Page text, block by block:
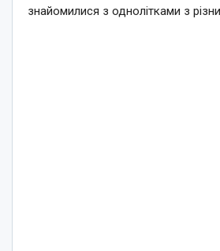
знайомилися з однолітками з